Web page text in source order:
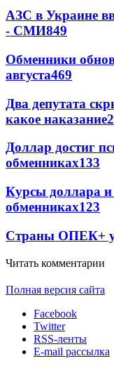
АЗС в Украине
- СМИ849
Обменники
августа469
Два депутата
какое наказание
Доллар достиг
обменниках133
Курсы доллара и
обменниках123
Страны ОПЕК+
Читать комментарии
Полная версия сайта
Facebook
Twitter
RSS-ленты
E-mail рассылка